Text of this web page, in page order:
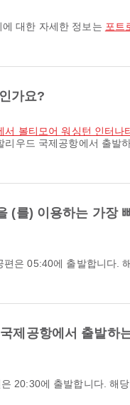
에 대한 자세한 정보는 포트
가요?
서 볼티모어 워싱턴 인터나
리우드 국제공항에서 출발
를) 이용하는 가장
공항에서 출발하